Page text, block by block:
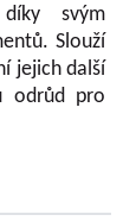
svým
Slouží
jejich další
odrůd pro